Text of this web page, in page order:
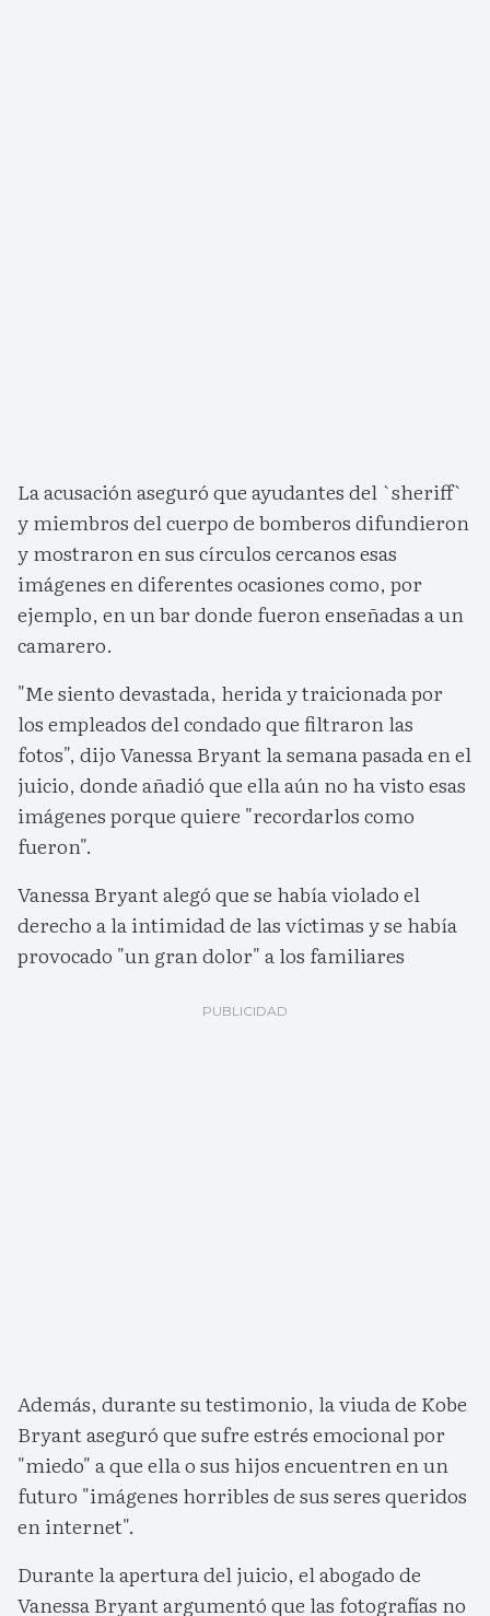
La acusación aseguró que ayudantes del `sheriff`
y miembros del cuerpo de bomberos difundieron
y mostraron en sus círculos cercanos esas
imágenes en diferentes ocasiones como, por
ejemplo, en un bar donde fueron enseñadas a un
camarero.
"Me siento devastada, herida y traicionada por
los empleados del condado que filtraron las
fotos", dijo Vanessa Bryant la semana pasada en el
juicio, donde añadió que ella aún no ha visto esas
imágenes porque quiere "recordarlos como
fueron".
Vanessa Bryant alegó que se había violado el
derecho a la intimidad de las víctimas y se había
provocado "un gran dolor" a los familiares
Además, durante su testimonio, la viuda de Kobe
Bryant aseguró que sufre estrés emocional por
"miedo" a que ella o sus hijos encuentren en un
futuro "imágenes horribles de sus seres queridos
en internet".
Durante la apertura del juicio, el abogado de
Vanessa Bryant argumentó que las fotografías no